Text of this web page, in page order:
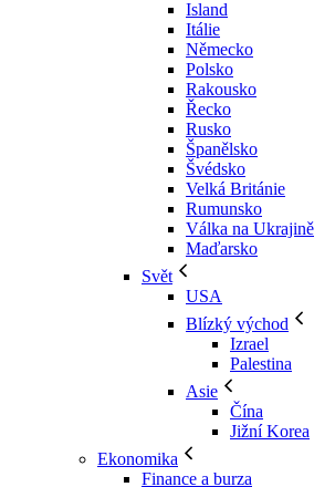
Island
Itálie
Německo
Polsko
Rakousko
Řecko
Rusko
Španělsko
Švédsko
Velká Británie
Rumunsko
Válka na Ukrajině
Maďarsko
Svět
USA
Blízký východ
Izrael
Palestina
Asie
Čína
Jižní Korea
Ekonomika
Finance a burza